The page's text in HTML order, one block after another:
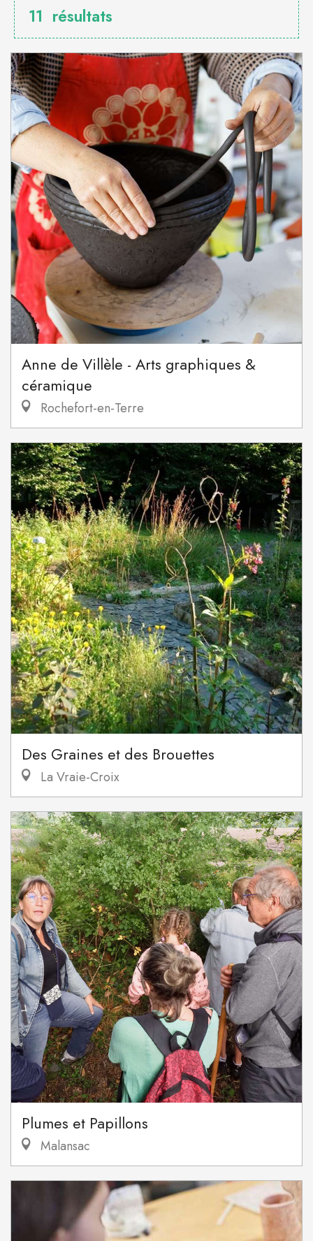
11 résultats
Anne de Villèle - Arts graphiques &
céramique
Rochefort-en-Terre
Des Graines et des Brouettes
La Vraie-Croix
Plumes et Papillons
Malansac